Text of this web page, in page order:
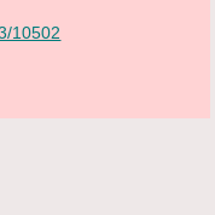
10502